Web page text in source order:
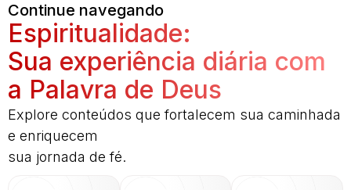
Continue navegando
Espiritualidade:
Sua experiência diária com
a Palavra de Deus
Explore conteúdos que fortalecem sua caminhada
e enriquecem
sua jornada de fé.